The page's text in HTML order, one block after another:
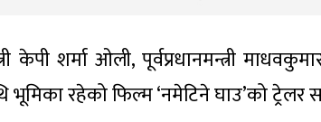
केपी शर्मा ओली, पूर्वप्रधानमन्त्री
भूमिका रहेको फिल्म ‘नमेटिने घाउ’को